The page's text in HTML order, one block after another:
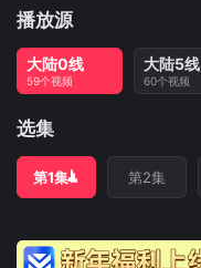
播放源
大陆0线
59个视频
大陆5线
60个视频
选集
第1集 第2集